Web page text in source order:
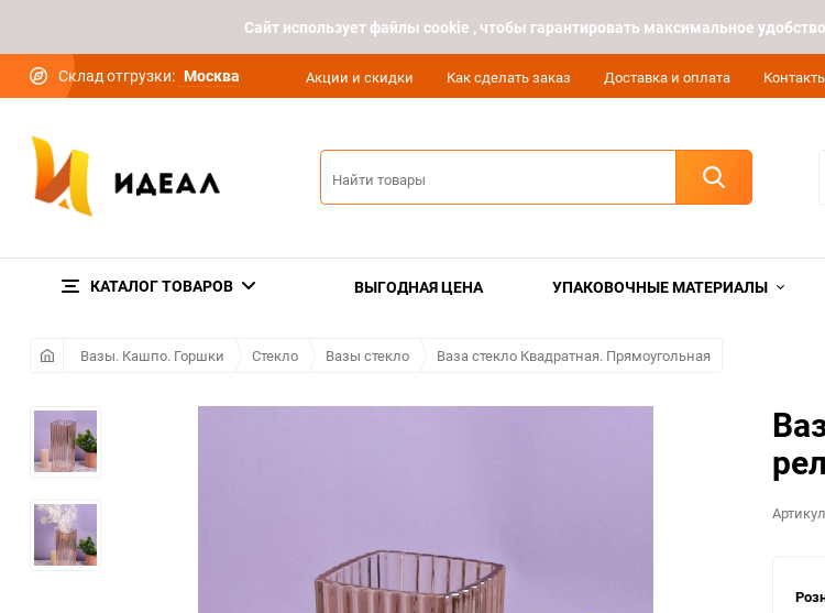
Cайт использует файлы cookie , чтобы гарантировать максимальное
Склад отгрузки: Москва Акции и скидки Как сделать заказ Доставка и оплата
КАТАЛОГ ТОВАРОВ ВЫГОДНАЯ ЦЕНА УПАКОВОЧНЫЕ МАТЕРИАЛЫ
Вазы. Кашпо. Горшки Стекло Вазы стекло Ваза стекло Квадратная. Прямоугольная